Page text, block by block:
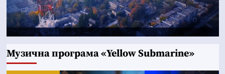
Музична програма «Yellow Submarine»